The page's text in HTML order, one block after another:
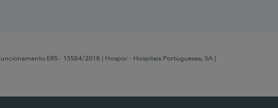
ERS - 15584/2018 | Hospor - Hospitais Portugueses, SA